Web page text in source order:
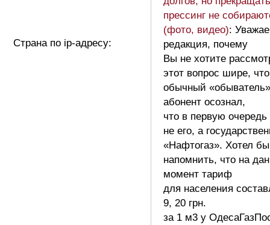
Страна по ip-адресу:
прессинг не
(фото, видео):
редакция, почему
Вы не хотите
этот вопрос шире,
обычный
абонент осознал,
что в первую
не его, а
«Нафтогаз». Хотел
напомнить, что на
момент тариф
для населения
9, 20 грн.
за 1 м3 у